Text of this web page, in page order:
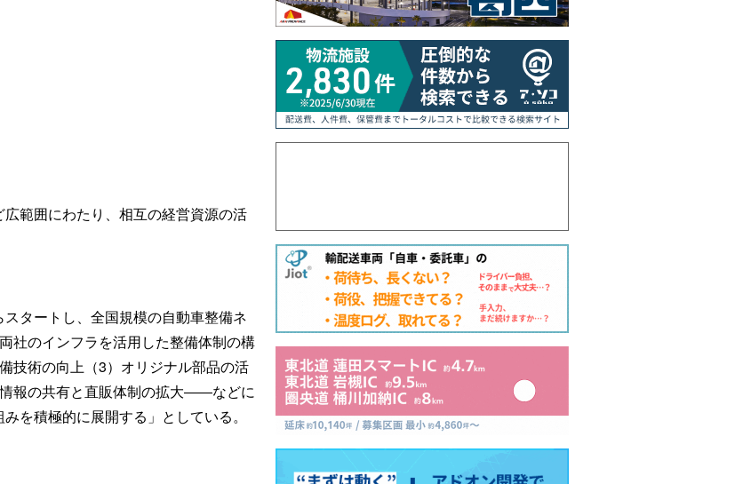
範囲にわたり、相互の経営資源の活
タートし、全国規模の自動車整備ネ
社のインフラを活用した整備体制の構
技術の向上（3）オリジナル部品の活
報の共有と直販体制の拡大――などに
を積極的に展開する」としている。